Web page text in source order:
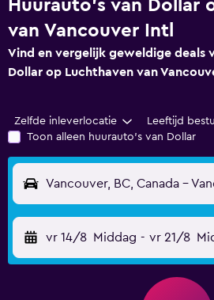
Huurauto's van Dollar
van Vancouver Intl
Vind en vergelijk geweldige deals
Dollar op Luchthaven van
Zelfde inleverlocatie Leeftijd
Toon alleen huurauto's van Dollar
Vancouver, BC, Canada -
vr 14/8 Middag - vr 21/8